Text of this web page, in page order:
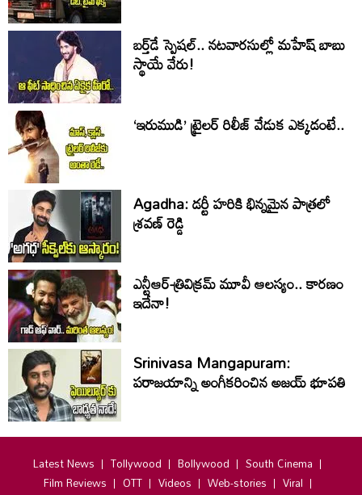
బర్త్‌‌డే స్పెషల్.. నటవారసుల్లో మహేష్ బాబు
స్థాయే వేరు!
‘ఇరుముడి’ ట్రైలర్ రిలీజ్ వేడుక ఎక్కడంటే..
Agadha: డర్టీ హరికి భిన్నమైన పాత్రలో
శ్రవణ్‌ రెడ్డి
ఎన్టీఆర్-త్రివిక్రమ్ మూవీ ఆలస్యం.. కారణం
ఇదేనా!
Srinivasa Mangapuram:
పరాజయాన్ని అంగీకరించిన అజయ్ భూపతి
Latest News Tollywood Bollywood
South Cinema
Film Reviews
OTT Videos Web-stories
Viral